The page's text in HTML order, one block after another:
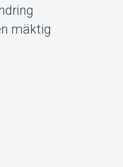
mäktig